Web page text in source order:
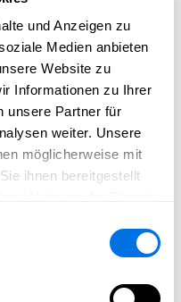
und Anzeigen zu
Medien anbieten
Website zu
Informationen zu Ihrer
unsere Partner für
weiter. Unsere
möglicherweise mit
ihnen bereitgestellt
Veranstaltung ein
uns!
2021 auf Eventplanung
Rhein-
Erfahrung tragen dazu
soll. Ob
Symposium,